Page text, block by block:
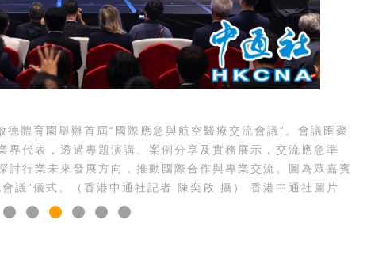
育園舉辦首屆“國際應急與航空醫療交流會議”。會議匯聚
界代表，透過專題演講、案例分享及實務展示，交流應急準
討行業未來發展方向，推動國際合作與專業交流。圖為眾嘉賓
議”儀式。（香港中通社記者 陳奕啟 攝） 香港中通社圖片